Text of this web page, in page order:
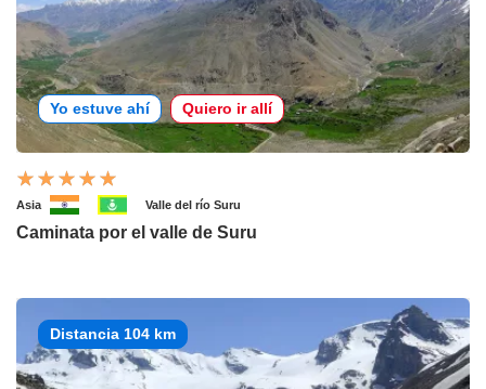
Yo estuve ahí Quiero ir allí
Asia Valle del río Suru
Caminata por el valle de Suru
Distancia 104 km